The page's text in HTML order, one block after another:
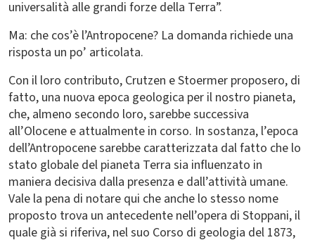
universalità alle grandi forze della Terra”.
Ma: che cos’è l’Antropocene? La domanda richiede una
risposta un po’ articolata.
Con il loro contributo, Crutzen e Stoermer proposero, di
fatto, una nuova epoca geologica per il nostro pianeta,
che, almeno secondo loro, sarebbe successiva
all’Olocene e attualmente in corso. In sostanza, l’epoca
dell’Antropocene sarebbe caratterizzata dal fatto che lo
stato globale del pianeta Terra sia influenzato in
maniera decisiva dalla presenza e dall’attività umane.
Vale la pena di notare qui che anche lo stesso nome
proposto trova un antecedente nell’opera di Stoppani, il
quale già si riferiva, nel suo Corso di geologia del 1873,